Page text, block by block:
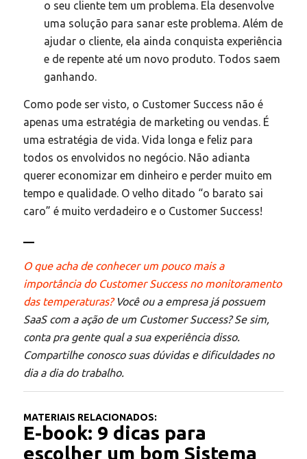
o seu cliente tem um problema. Ela desenvolve
uma solução para sanar este problema. Além de
ajudar o cliente, ela ainda conquista experiência
e de repente até um novo produto. Todos saem
ganhando.
Como pode ser visto, o Customer Success não é
apenas uma estratégia de marketing ou vendas. É
uma estratégia de vida. Vida longa e feliz para
todos os envolvidos no negócio. Não adianta
querer economizar em dinheiro e perder muito em
tempo e qualidade. O velho ditado “o barato sai
caro” é muito verdadeiro e o Customer Success!
—
O que acha de conhecer um pouco mais a
importância do Customer Success no monitoramento
das temperaturas?Você ou a empresa já possuem
SaaS com a ação de um Customer Success? Se sim,
conta pra gente qual a sua experiência disso.
Compartilhe conosco suas dúvidas e dificuldades no
dia a dia do trabalho.
MATERIAIS RELACIONADOS:
E-book: 9 dicas para
escolher um bom Sistema